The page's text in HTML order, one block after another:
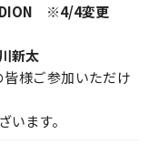
DION ※4/4変更
新太
様ご参加いただけ
ます。